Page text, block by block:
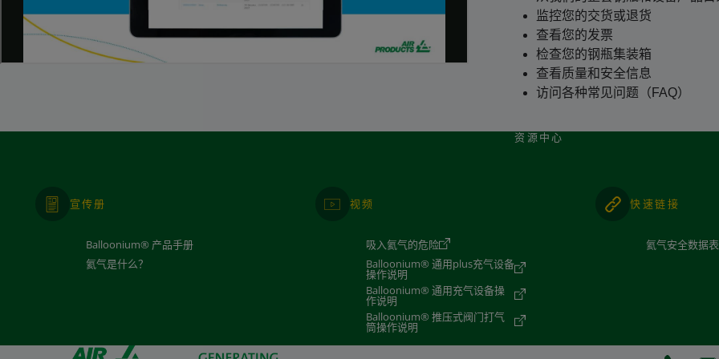
监控您的交货或退货
查看您的发票
检查您的钢瓶集装箱
查看质量和安全信息
访问各种常见问题（FAQ）
资源中心
宣传册
Balloonium® 产品手册
氦气是什么？
视频
吸入氦气的危险
Balloonium® 通用plus充气设备
操作说明
Balloonium® 通用充气设备操
作说明
Balloonium® 推压式阀门打气
筒操作说明
快速链接
氦气安全数据表